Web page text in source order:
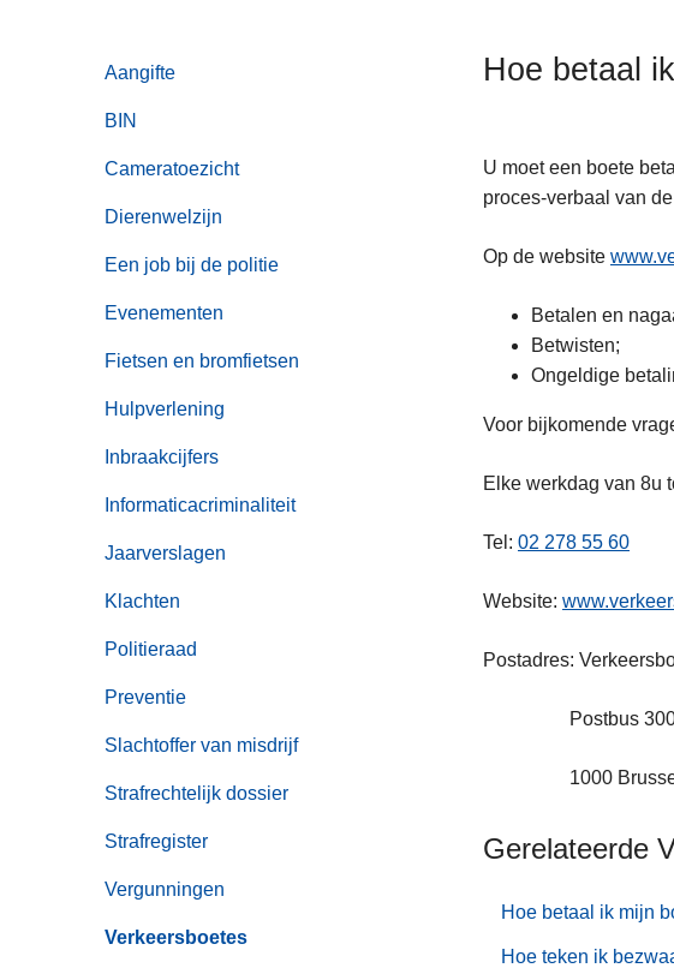
Aangifte
BIN
Cameratoezicht
Dierenwelzijn
Een job bij de politie
Evenementen
Fietsen en bromfietsen
Hulpverlening
Inbraakcijfers
Informaticacriminaliteit
Jaarverslagen
Klachten
Politieraad
Preventie
Slachtoffer van misdrijf
Strafrechtelijk dossier
Strafregister
Vergunningen
Verkeersboetes
Hoe betaal
U moet een boete
proces-verbaal van
Op de website
Betalen en
Betwisten;
Ongeldige
Voor bijkomende
Elke werkdag van 8u
Tel: 02 278 55 60
Website:
Postadres:
Postbus
1000
Gerelateerde
Hoe betaal ik mijn
Hoe teken ik